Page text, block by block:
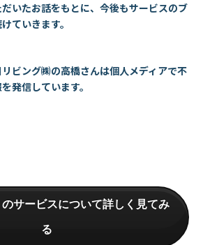
いたお話をもとに、今後もサービスのブ
ていきます。
ビング㈱の高橋さんは個人メディアで不
発信しています。
のサービスについて詳しく見てみ
る